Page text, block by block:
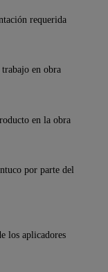
requerida
en obra
en la obra
por parte del
los aplicadores